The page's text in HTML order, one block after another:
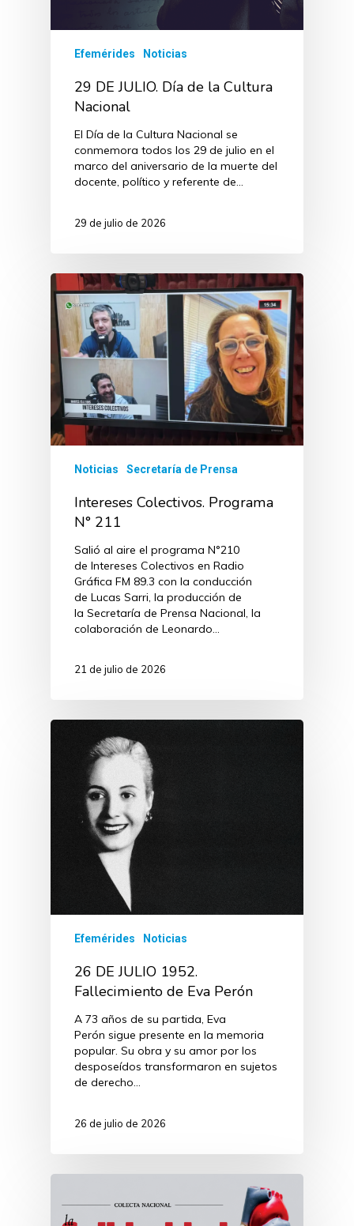
Efemérides Noticias
29 DE JULIO. Día de la Cultura
Nacional
El Día de la Cultura Nacional se
conmemora todos los 29 de julio en el
marco del aniversario de la muerte del
docente, político y referente de…
29 de julio de 2026
Noticias Secretaría de Prensa
Intereses Colectivos. Programa
N° 211
Salió al aire el programa N°210
de Intereses Colectivos en Radio
Gráfica FM 89.3 con la conducción
de Lucas Sarri, la producción de
la Secretaría de Prensa Nacional, la
colaboración de Leonardo…
21 de julio de 2026
Efemérides Noticias
26 DE JULIO 1952.
Fallecimiento de Eva Perón
A 73 años de su partida, Eva
Perón sigue presente en la memoria
popular. Su obra y su amor por los
desposeídos transformaron en sujetos
de derecho…
26 de julio de 2026